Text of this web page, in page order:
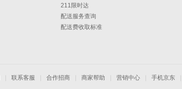
211限时达
配送服务查询
配送费收取标准
联系客服 合作招商 商家帮助 营销中心 手机京东